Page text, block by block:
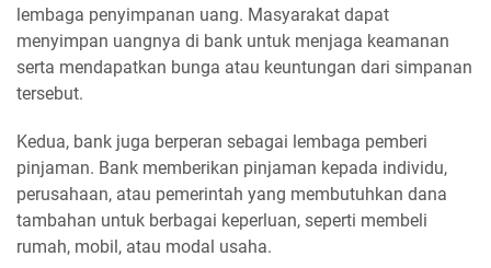
lembaga penyimpanan uang. Masyarakat dapat
menyimpan uangnya di bank untuk menjaga keamanan
serta mendapatkan bunga atau keuntungan dari simpanan
tersebut.
Kedua, bank juga berperan sebagai lembaga pemberi
pinjaman. Bank memberikan pinjaman kepada individu,
perusahaan, atau pemerintah yang membutuhkan dana
tambahan untuk berbagai keperluan, seperti membeli
rumah, mobil, atau modal usaha.